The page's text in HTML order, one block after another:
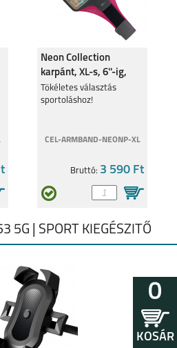
Neon Collection
karpánt, XL-s, 6''-ig,
pink
Tökéletes választás
sportoláshoz!
CEL-ARMBAND-NEONP-XL
Bruttó: 3 590 Ft
5G | SPORT KIEGÉSZITŐ
0
KOSÁR